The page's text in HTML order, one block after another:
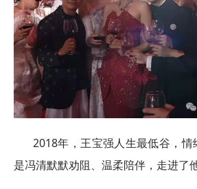
2018年，王宝强人生最低谷，情
是冯清默默劝阻、温柔陪伴，走进了